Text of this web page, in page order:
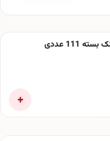
111 عددی
+